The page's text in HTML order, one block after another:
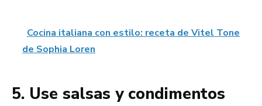
Cocina italiana con estilo: receta de Vitel Tone
de Sophia Loren
5. Use salsas y condimentos